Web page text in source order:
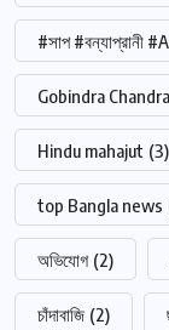
#সাপ
Gobindra
Hindu mahajut (3)
top Bangla news
অভিযোগ (2)
চাঁদাবাজি (2)